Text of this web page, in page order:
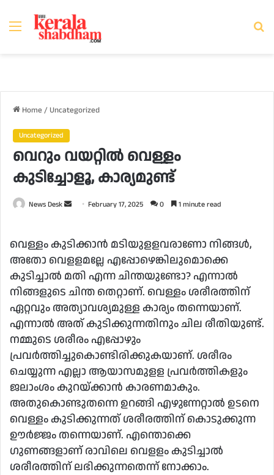
Menu
Home / Uncategorized
Uncategorized
വെറും വയറ്റില്‍ വെള്ളം
കുടിച്ചോളൂ, കാര്യമുണ്ട്
News Desk
Send February 17, 2025 0 1 minute read
വെള്ളം കുടിക്കാന്‍ മടിയുളളവരാണോ നിങ്ങള്‍,
അതോ വെളളമല്ലേ എപ്പോഴെങ്കിലുമൊക്കെ
കുടിച്ചാല്‍ മതി എന്ന ചിന്തയുണ്ടോ? എന്നാല്‍
നിങ്ങളുടെ ചിന്ത തെറ്റാണ്. വെള്ളം ശരീരത്തിന്
ഏറ്റവും അത്യാവശ്യമുള്ള കാര്യം തന്നെയാണ്.
എന്നാല്‍ അത് കുടിക്കുന്നതിനും ചില രീതിയുണ്ട്.
നമ്മുടെ ശരീരം എപ്പോഴും
പ്രവര്‍ത്തിച്ചുകൊണ്ടിരിക്കുകയാണ്. ശരീരം
ചെയ്യുന്ന എല്ലാ ആയാസമുളള പ്രവർത്തികളും
ജലാംശം കുറയ്ക്കാന്‍ കാരണമാകും.
അതുകൊണ്ടുതന്നെ ഉറങ്ങി എഴുന്നേറ്റാല്‍ ഉടനെ
വെള്ളം കുടിക്കുന്നത് ശരീരത്തിന് കൊടുക്കുന്ന
ഊര്‍ജ്ജം തന്നെയാണ്. എന്തൊക്കെ
ഗുണങ്ങളാണ് രാവിലെ വെളളം കുടിച്ചാല്‍
ശരീരത്തിന് ലഭിക്കുന്നതെന്ന് നോക്കാം.